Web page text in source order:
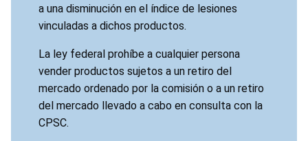
a una disminución en el índice de lesiones
vinculadas a dichos productos.
La ley federal prohíbe a cualquier persona
vender productos sujetos a un retiro del
mercado ordenado por la comisión o a un retiro
del mercado llevado a cabo en consulta con la
CPSC.